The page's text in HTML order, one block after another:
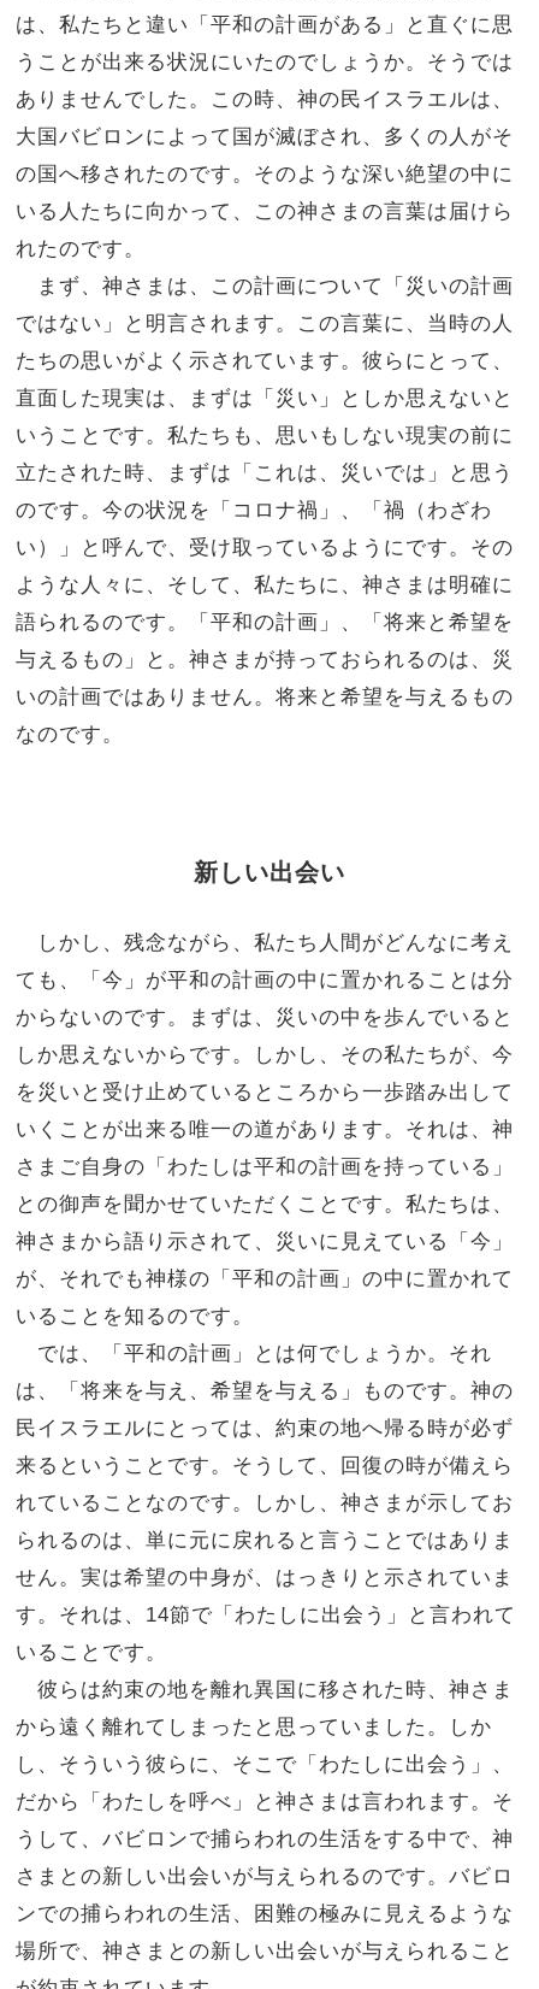
は、私たちと違い「平和の計画がある」と直ぐに思
うことが出来る状況にいたのでしょうか。そうでは
ありませんでした。この時、神の民イスラエルは、
大国バビロンによって国が滅ぼされ、多くの人がそ
の国へ移されたのです。そのような深い絶望の中に
いる人たちに向かって、この神さまの言葉は届けら
れたのです。
まず、神さまは、この計画について「災いの計画
ではない」と明言されます。この言葉に、当時の人
たちの思いがよく示されています。彼らにとって、
直面した現実は、まずは「災い」としか思えないと
いうことです。私たちも、思いもしない現実の前に
立たされた時、まずは「これは、災いでは」と思う
のです。今の状況を「コロナ禍」、「禍（わざわ
い）」と呼んで、受け取っているようにです。その
ような人々に、そして、私たちに、神さまは明確に
語られるのです。「平和の計画」、「将来と希望を
与えるもの」と。神さまが持っておられるのは、災
いの計画ではありません。将来と希望を与えるもの
なのです。
新しい出会い
しかし、残念ながら、私たち人間がどんなに考え
ても、「今」が平和の計画の中に置かれることは分
からないのです。まずは、災いの中を歩んでいると
しか思えないからです。しかし、その私たちが、今
を災いと受け止めているところから一歩踏み出して
いくことが出来る唯一の道があります。それは、神
さまご自身の「わたしは平和の計画を持っている」
との御声を聞かせていただくことです。私たちは、
神さまから語り示されて、災いに見えている「今」
が、それでも神様の「平和の計画」の中に置かれて
いることを知るのです。
では、「平和の計画」とは何でしょうか。それ
は、「将来を与え、希望を与える」ものです。神の
民イスラエルにとっては、約束の地へ帰る時が必ず
来るということです。そうして、回復の時が備えら
れていることなのです。しかし、神さまが示してお
られるのは、単に元に戻れると言うことではありま
せん。実は希望の中身が、はっきりと示されていま
す。それは、14節で「わたしに出会う」と言われて
いることです。
彼らは約束の地を離れ異国に移された時、神さま
から遠く離れてしまったと思っていました。しか
し、そういう彼らに、そこで「わたしに出会う」、
だから「わたしを呼べ」と神さまは言われます。そ
うして、バビロンで捕らわれの生活をする中で、神
さまとの新しい出会いが与えられるのです。バビロ
ンでの捕らわれの生活、困難の極みに見えるような
場所で、神さまとの新しい出会いが与えられること